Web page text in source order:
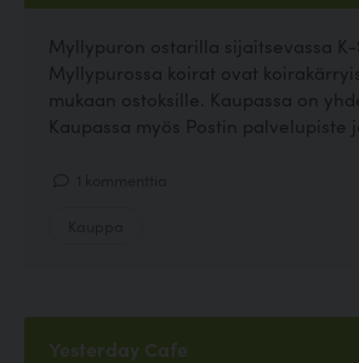
Myllypuron ostarilla sijaitsevassa
Myllypurossa koirat ovat
mukaan ostoksille. Kaupassa on
Kaupassa myös Postin palvelupiste
Yesterday Cafe